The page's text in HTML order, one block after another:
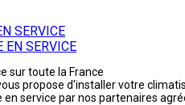
SERVICE
EN SERVICE
sur toute la France
propose d'installer votre
en service par nos partenaires